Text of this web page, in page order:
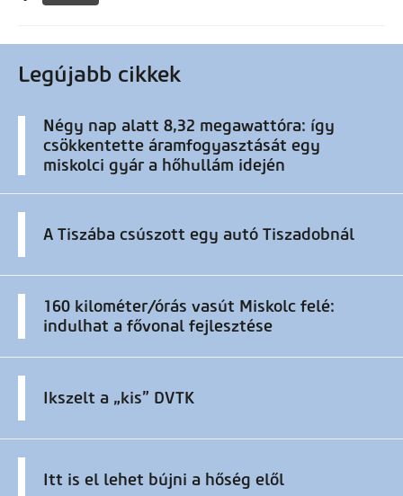
Legújabb cikkek
Négy nap alatt 8,32 megawattóra: így
csökkentette áramfogyasztását egy
miskolci gyár a hőhullám idején
A Tiszába csúszott egy autó Tiszadobnál
160 kilométer/órás vasút Miskolc felé:
indulhat a fővonal fejlesztése
Ikszelt a „kis” DVTK
Itt is el lehet bújni a hőség elől